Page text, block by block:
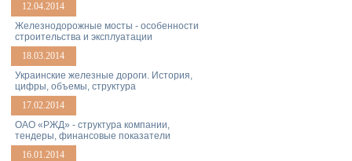
12.04.2014
Железнодорожные мосты - особенности
строительства и эксплуатации
18.03.2014
Украинские железные дороги. История,
цифры, объемы, структура
17.02.2014
ОАО «РЖД» - структура компании,
тендеры, финансовые показатели
16.01.2014